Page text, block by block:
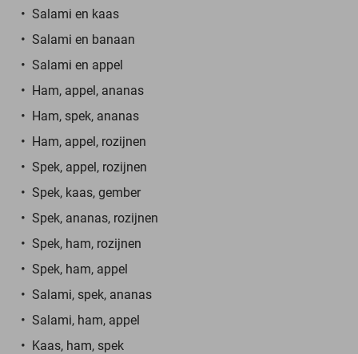
Salami en kaas
Salami en banaan
Salami en appel
Ham, appel, ananas
Ham, spek, ananas
Ham, appel, rozijnen
Spek, appel, rozijnen
Spek, kaas, gember
Spek, ananas, rozijnen
Spek, ham, rozijnen
Spek, ham, appel
Salami, spek, ananas
Salami, ham, appel
Kaas, ham, spek